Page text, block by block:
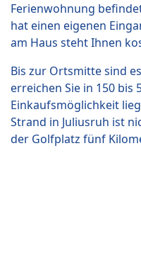
Ferienwohnung
hat einen eigenen
am Haus steht Ihnen
Bis zur Ortsmitte sind
erreichen Sie in 150 bis
Einkaufsmöglichkeit
Strand in Juliusruh ist
der Golfplatz fünf